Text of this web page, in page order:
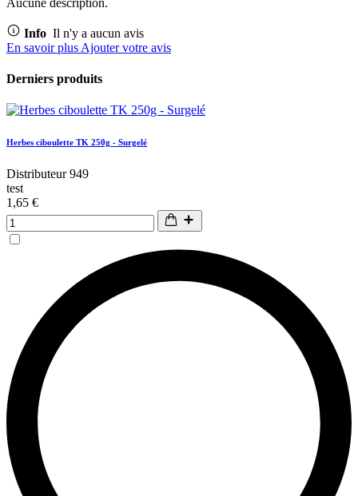
Info Il n'y a aucun avis
En savoir plus Ajouter votre avis
Derniers produits
Herbes ciboulette TK 250g - Surgelé
Distributeur 949
test
1,65 €